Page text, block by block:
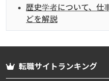
歴史学者について、仕
どを解説
転職サイトランキング